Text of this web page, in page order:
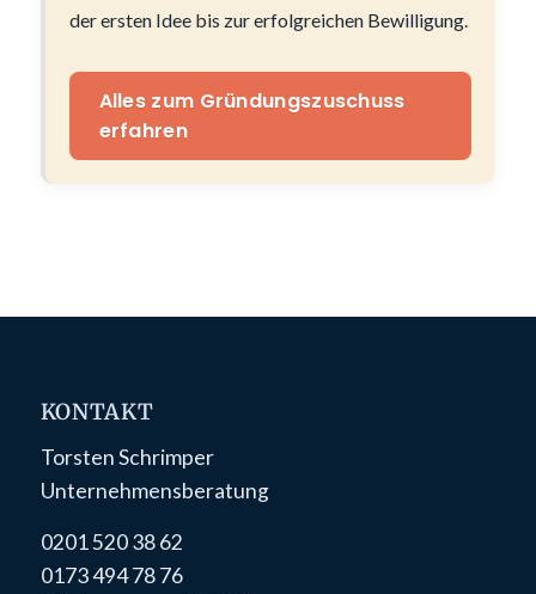
der ersten Idee bis zur erfolgreichen Bewilligung.
Alles zum Gründungszuschuss
erfahren
KONTAKT
Torsten Schrimper
Unternehmensberatung
0201 520 38 62
0173 494 78 76